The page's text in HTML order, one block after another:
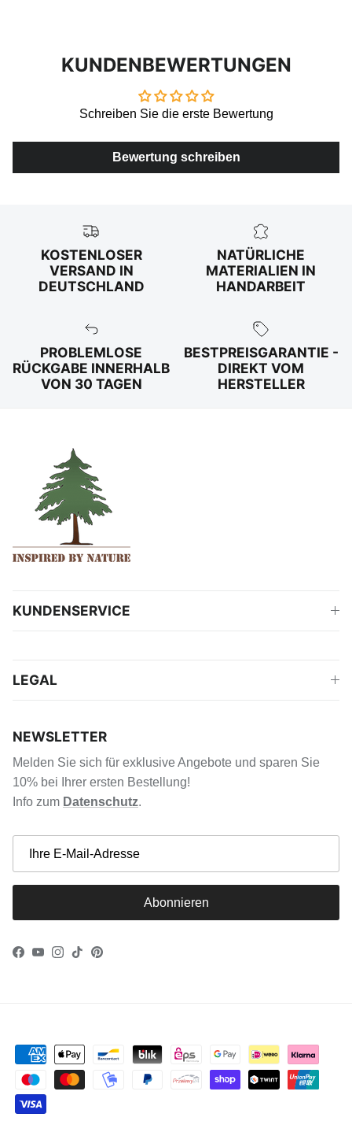
KUNDENBEWERTUNGEN
Schreiben Sie die erste Bewertung
Bewertung schreiben
KOSTENLOSER
VERSAND IN
DEUTSCHLAND
NATÜRLICHE
MATERIALIEN IN
HANDARBEIT
PROBLEMLOSE
RÜCKGABE INNERHALB
VON 30 TAGEN
BESTPREISGARANTIE -
DIREKT VOM
HERSTELLER
KUNDENSERVICE
LEGAL
NEWSLETTER
Melden Sie sich für exklusive Angebote und sparen Sie
10% bei Ihrer ersten Bestellung!
Info zum Datenschutz.
Abonnieren
Facebook
YouTube
Instagram
TikTokPinterest